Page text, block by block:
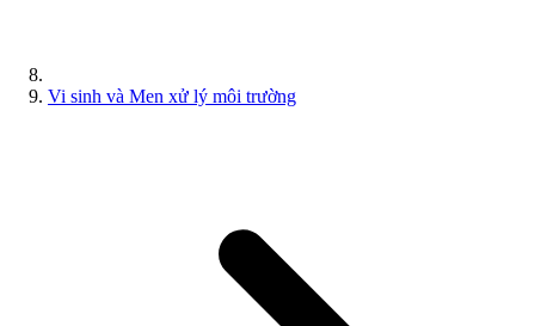
Vi sinh và Men xử lý môi trường